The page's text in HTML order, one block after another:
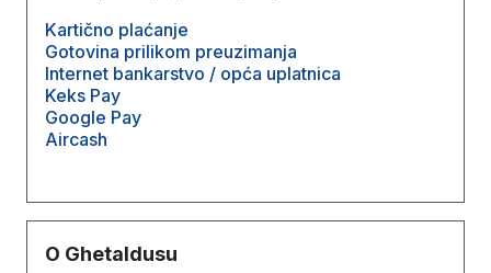
Kartično plaćanje
Gotovina prilikom preuzimanja
Internet bankarstvo / opća uplatnica
Keks Pay
Google Pay
Aircash
O Ghetaldusu